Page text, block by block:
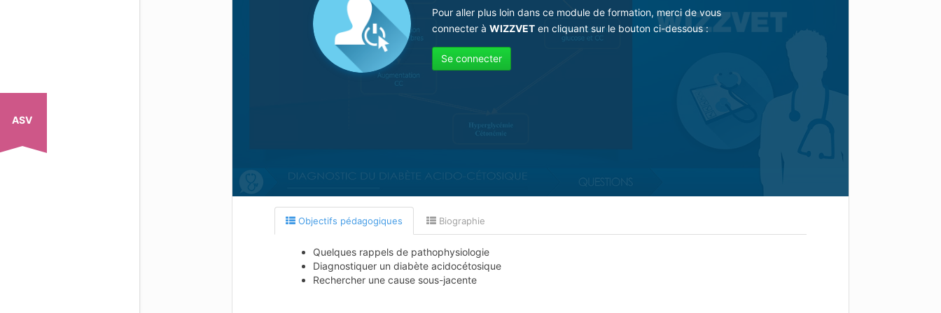
ASV
Pour aller plus loin dans ce module de formation, merci de vous
connecter àWIZZVET en cliquant sur le bouton ci-dessous :
Se connecter
Objectifs pédagogiques Biographie
Quelques rappels de pathophysiologie
Diagnostiquer un diabète acidocétosique
Rechercher une cause sous-jacente